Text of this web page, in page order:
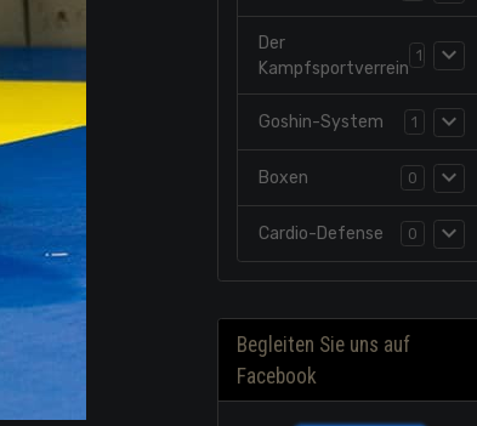
Der
Kampfsportverrein
Goshin-System 1
Boxen 0
Cardio-Defense 0
Begleiten Sie uns auf
Facebook